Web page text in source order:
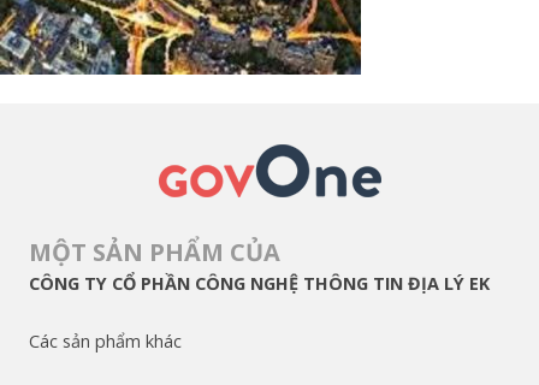
MỘT SẢN PHẨM CỦA
CÔNG TY CỔ PHẦN CÔNG NGHỆ THÔNG TIN ĐỊA LÝ EK
Các sản phẩm khác